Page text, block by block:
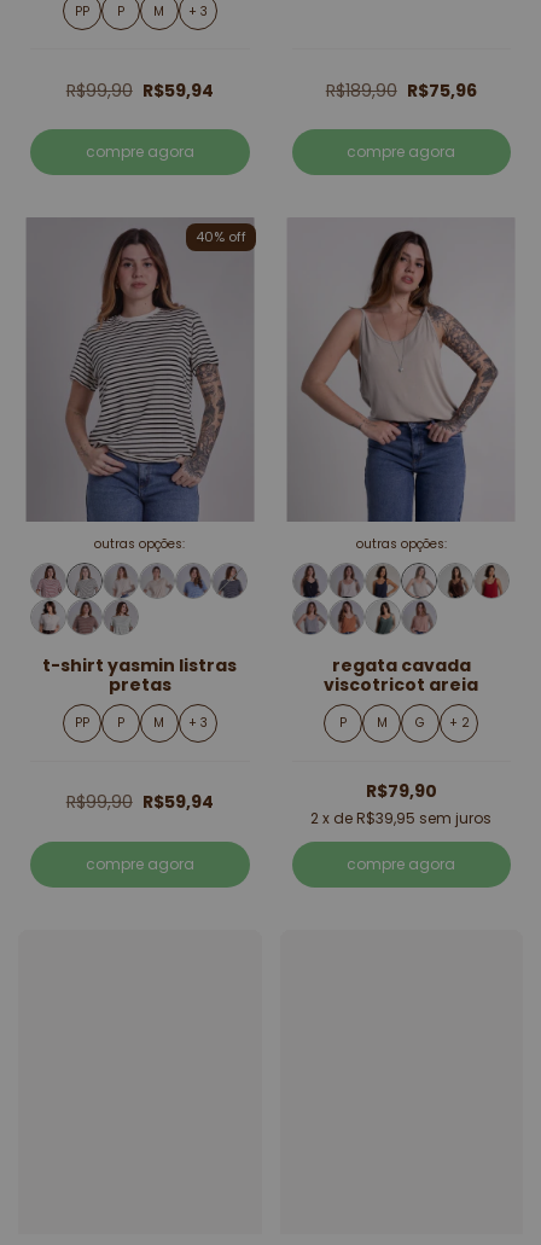
PP P M + 3
R$99,90 R$59,94
compre agora
R$189,90 R$75,96
compre agora
40% off
outras opções:
t-shirt yasmin listras
pretas
PP P M + 3
R$99,90 R$59,94
compre agora
outras opções:
regata cavada
viscotricot areia
P M G + 2
R$79,90
2x de R$39,95 sem juros
compre agora